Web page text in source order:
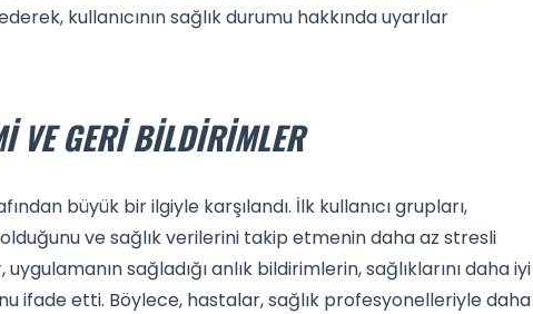
kullanıcının sağlık durumu hakkında uyarılar
VE GERI BILDIRIMLER
büyük bir ilgiyle karşılandı. İlk kullanıcı grupları,
olduğunu ve sağlık verilerini takip etmenin daha az stresli
sağladığı anlık bildirimlerin, sağlıklarını daha iyi
ifade etti. Böylece, hastalar, sağlık profesyonelleriyle daha